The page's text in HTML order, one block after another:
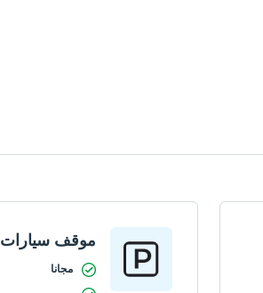
موقف سيارات
مجانا